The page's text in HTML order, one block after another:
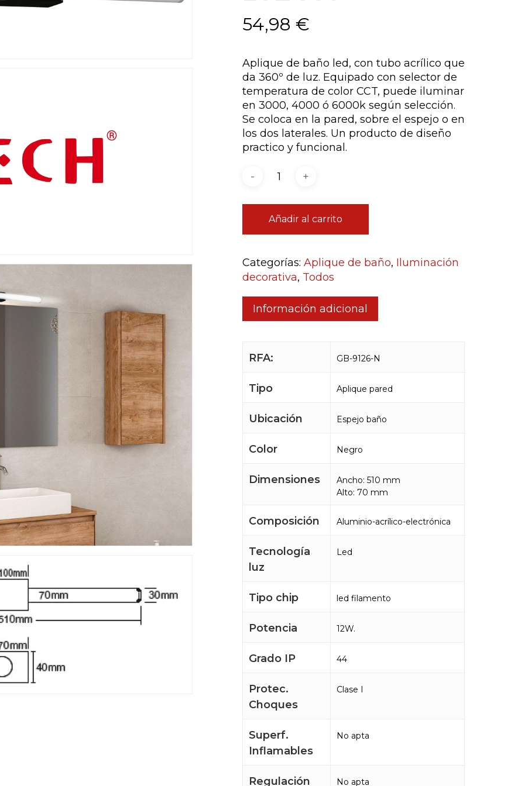
54,98€
Aplique de baño led, con tubo acrílico que
da 360º de luz. Equipado con selector de
temperatura de color CCT, puede iluminar
en 3000, 4000 ó 6000k según selección.
Se coloca en la pared, sobre el espejo o en
los dos laterales. Un producto de diseño
practico y funcional.
Añadir al carrito
Categorías:Aplique de baño, Iluminación
decorativa, Todos
Información adicional
RFA: GB-9126-N
Tipo Aplique pared
Ubicación Espejo baño
Color Negro
Dimensiones
Ancho: 510 mm
Alto: 70 mm
Composición Aluminio-acrílico-electrónica
Tecnología
luz
Led
Tipo chip led filamento
Potencia 12W.
Grado IP 44
Protec.
Choques
Clase I
Superf.
Inflamables
No apta
Regulación No apta